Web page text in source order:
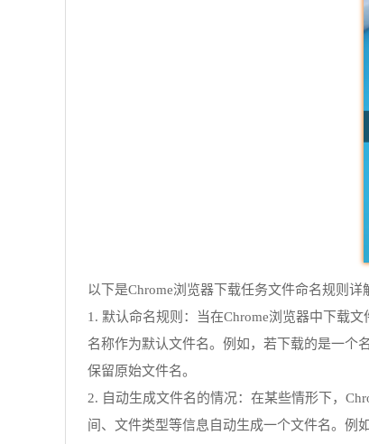
以下是Chrome浏览器下载任务文件命名规则详
1. 默认命名规则：当在Chrome浏览器中下载
名称作为默认文件名。例如，若下载的是一个
保留原始文件名。
2. 自动生成文件名的情况：在某些情形下，
间、文件类型等信息自动生成一个文件名。例